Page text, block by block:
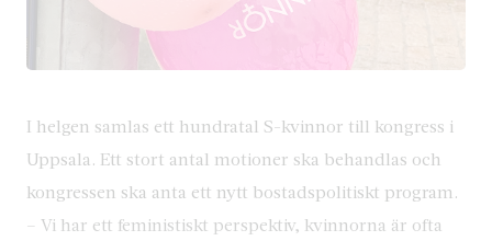
I helgen samlas ett hundratal S-kvinnor till kongress i
Uppsala. Ett stort antal motioner ska behandlas och
kongressen ska anta ett nytt bostadspolitiskt program.
– Vi har ett feministiskt perspektiv, kvinnorna är ofta